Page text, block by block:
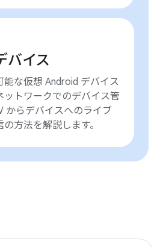
バイス
能な仮想 Android デバイス
ットワークでのデバイス管
からデバイスへのライブ
方法を解説します。